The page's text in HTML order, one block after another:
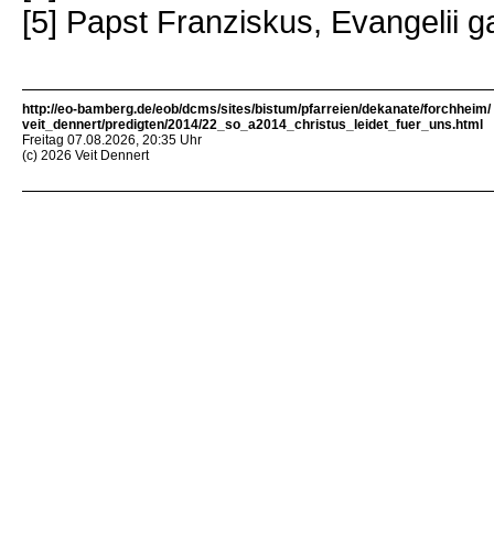
[5] Papst Franziskus, Evangelii
http://eo-bamberg.de/eob/dcms/sites/bistum/pfarreien/dekanate/forchheim/
veit_dennert/predigten/2014/22_so_a2014_christus_leidet_fuer_uns.html
Freitag 07.08.2026, 20:35 Uhr
(c) 2026 Veit Dennert